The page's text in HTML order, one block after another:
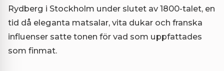
Rydberg i Stockholm under slutet av 1800-talet, en
tid då eleganta matsalar, vita dukar och franska
influenser satte tonen för vad som uppfattades
som finmat.